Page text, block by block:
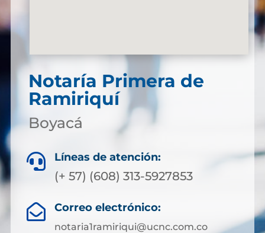
Notaría Primera de
Ramiriquí
Boyacá
 Líneas de atención:
(+ 57) (608) 313-5927853
 Correo electrónico:
notaria1ramiriqui@ucnc.com.co